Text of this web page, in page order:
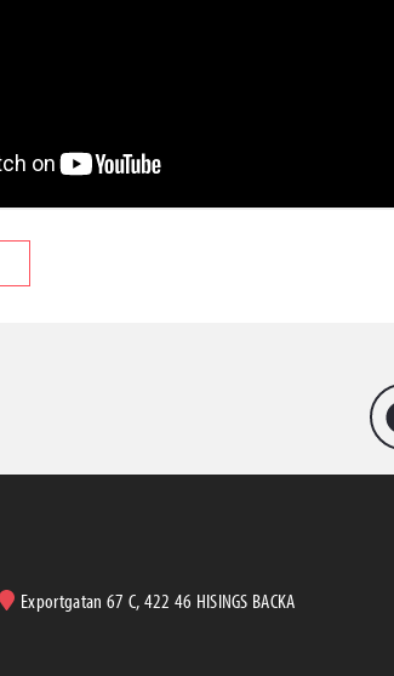
Exportgatan 67 C, 422 46 HISINGS BACKA